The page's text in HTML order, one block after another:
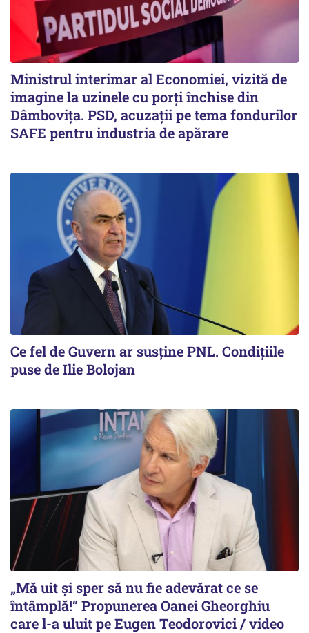
Ministrul interimar al Economiei, vizită de
imagine la uzinele cu porți închise din
Dâmbovița. PSD, acuzații pe tema fondurilor
SAFE pentru industria de apărare
Ce fel de Guvern ar susține PNL. Condițiile
puse de Ilie Bolojan
„Mă uit și sper să nu fie adevărat ce se
întâmplă!“ Propunerea Oanei Gheorghiu
care l-a uluit pe Eugen Teodorovici / video